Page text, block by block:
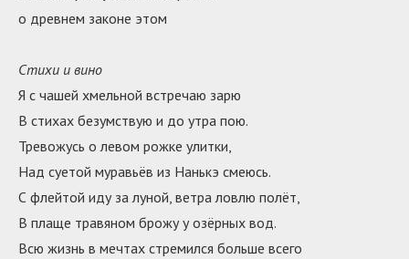
о древнем законе этом
Стихи и вино
Я с чашей хмельной встречаю зарю
В стихах безумствую и до утра пою.
Тревожусь о левом рожке улитки,
Над суетой муравьёв из Нанькэ смеюсь.
С флейтой иду за луной, ветра ловлю полёт,
В плаще травяном брожу у озёрных вод.
Всю жизнь в мечтах стремился больше всего